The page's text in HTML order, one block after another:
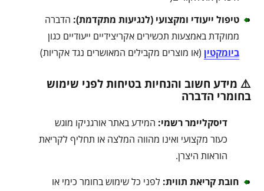
טיפול ייעודי ומקצועי (לנגיעות מתקדמת): הדברה
ממוקדת באמצעות תכשירים אקריצידיים ייעודיים כגון
ביומקטין (או מוצרים מקבילים המאושרים נגד אקריות)
⚠️ מידע חשוב והנחיות בטיחות לפני שימוש
בחומרי הדברה
דיסקליימר רשמי: המידע באתר אורגניקו מוגש
כעזר מקצועי ואינו מהווה המלצה או תחליף לקריאת
הוראות היצרן.
חובת קריאת תווית: לפני כל שימוש בחומר כימי או